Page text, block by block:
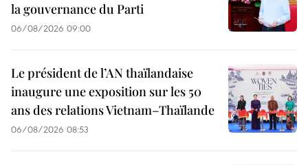
la gouvernance du Parti
06/08/2026 09:00
Le président de l’AN thaïlandaise
inaugure une exposition sur les 50
ans des relations Vietnam–Thaïlande
06/08/2026 08:53